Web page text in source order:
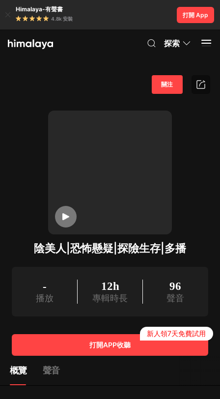
Himalaya-有聲書
4.8k 安裝
打開 App
探索
陰美人|恐怖懸疑|探險生存|多播
關注
-
播放
12h
專輯時長
96
聲音
打開APP收聽
新人領7天免費試用
概覽 聲音